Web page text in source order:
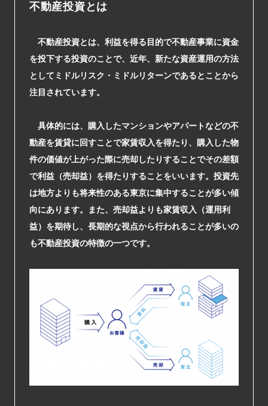
プライバシーポリシー
不動産投資とは
不動産投資とは、利益を得る目的で不動産事業に資金
を投下する投資のことで、近年、新たな資産運用の方法
としてミドルリスク・ミドルリターンであるとことから
注目されています。
具体的には、購入したマンションやアパートなどの不
動産を賃貸に回すことで家賃収入を得たり、購入した物
件の価値が上がった際に売却したりすることでその差額
で利益（売却益）を得たりすることをいいます。投資先
は地方よりも将来性のある東京に集中することが多い傾
向にあります。また、売却益よりも家賃収入（運用利
益）を期待し、長期的な視点から行われることが多いの
も不動産投資の特徴の一つです。